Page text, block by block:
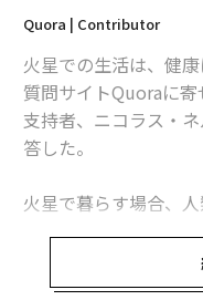
Quora | Contributor
火星での生活は、健
質問サイトQuoraに
支持者、ニコラス・
答した。
火星で暮らす場合、
抱えることになる。
く、放射線被ばくや
害物質も存在する。